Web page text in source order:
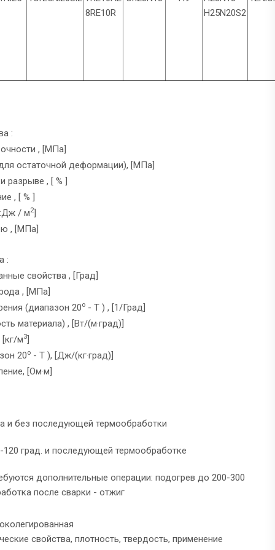
8RE10R
H25N20S2
:
, [МПа]
остаточной деформации), [МПа]
разрыве , [ % ]
, [ % ]
/ м2]
, [МПа]
:
свойства , [Град]
, [МПа]
(диапазон 20o - T ) , [1/Град]
материала) , [Вт/(м·град)]
[кг/м3]
20o - T ), [Дж/(кг·град)]
[Ом·м]
и без последующей термообработки
град. и последующей термообработке
дополнительные операции: подогрев до 200-300
после сварки - отжиг
свойства, плотность, твердость, применение